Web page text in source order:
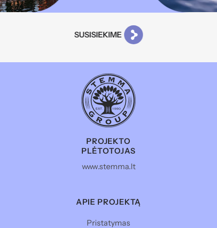
SUSISIEKIME
PROJEKTO
PLĖTOTOJAS
www.stemma.lt
APIE PROJEKTĄ
Pristatymas